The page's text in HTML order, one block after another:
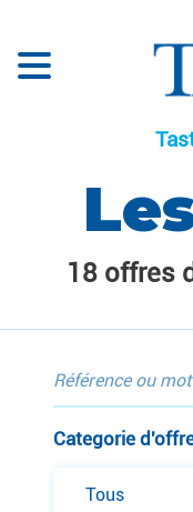
18 offres
Categorie